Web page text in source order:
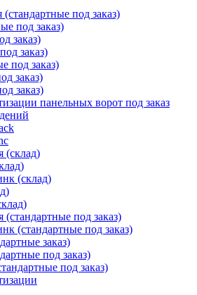
под заказ)
под заказ)
заказ)
заказ)
под заказ)
заказ)
заказ)
панельных ворот под заказ
(склад)
(склад)
под заказ)
(стандартные под заказ)
заказ)
под заказ)
под заказ)